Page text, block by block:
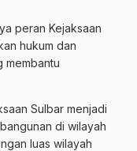
peran Kejaksaan
hukum dan
membantu
Sulbar menjadi
di wilayah
luas wilayah